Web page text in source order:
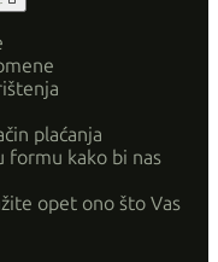
plaćanja
formu kako bi nas
opet ono što Vas